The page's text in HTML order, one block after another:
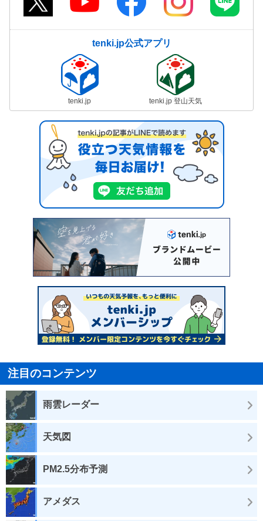
tenki.jp公式アプリ
tenki.jp tenki.jp 登山天気
注目のコンテンツ
雨雲レーダー
天気図
PM2.5分布予測
アメダス